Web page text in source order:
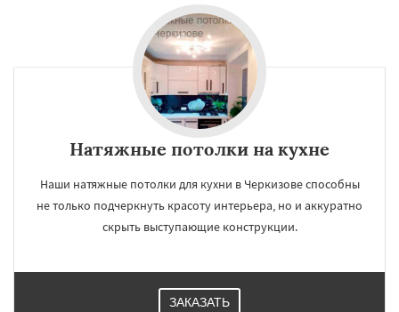
Натяжные потолки на кухне
Наши натяжные потолки для кухни в Черкизове способны
не только подчеркнуть красоту интерьера, но и аккуратно
скрыть выступающие конструкции.
ЗАКАЗАТЬ